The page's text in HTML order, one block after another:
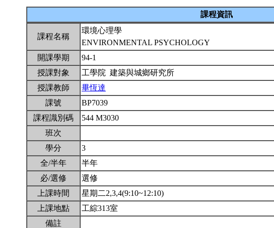
課程資訊
課程名稱
環境心理學
ENVIRONMENTAL PSYCHOLOGY
開課學期
94-1
授課對象
工學院 建築與城鄉研究所
授課教師
畢恆達
課號
BP7039
課程識別碼
544 M3030
班次
學分
3
全/半年
半年
必/選修
選修
上課時間
星期二2,3,4(9:10~12:10)
上課地點
工綜313室
備註